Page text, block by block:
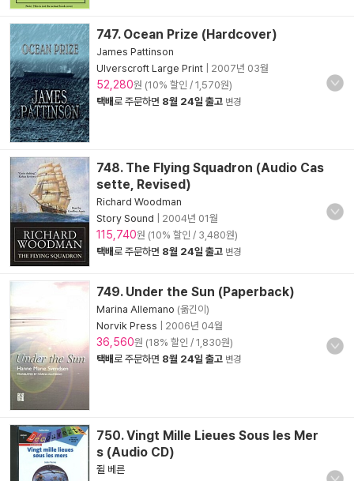
747. Ocean Prize (Hardcover)
James Pattinson
Ulverscroft Large Print
2007년 03월
52,280원 (10% 할인 / 1,570원)
택배로 주문하면 8월 24일 출고 변경
748. The Flying Squadron (Audio Cas
sette, Revised)
Richard Woodman
Story Sound
2004년 01월
115,740원 (10% 할인 / 3,480원)
택배로 주문하면 8월 24일 출고 변경
749. Under the Sun (Paperback)
Marina Allemano (옮긴이)
Norvik Press
2006년 04월
36,560원 (18% 할인 / 1,830원)
택배로 주문하면 8월 24일 출고 변경
750. Vingt Mille Lieues Sous les Mer
s (Audio CD)
쥘 베른